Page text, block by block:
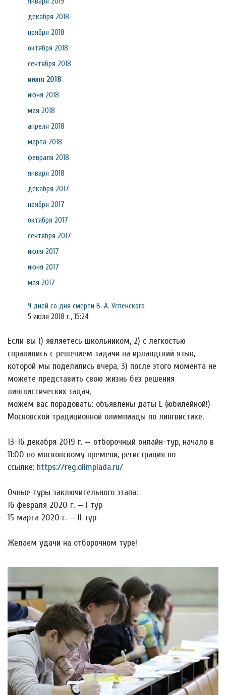
декабря 2018
ноября 2018
октября 2018
сентября 2018
июля 2018
июня 2018
мая 2018
апреля 2018
марта 2018
февраля 2018
января 2018
декабря 2017
ноября 2017
октября 2017
сентября 2017
июля 2017
июня 2017
мая 2017
9 дней со дня смерти В. А. Успенского
5 июля 2018 г., 15:24
Если вы 1) являетесь школьником, 2) с легкостью
справились с решением задачи на ирландский язык,
которой мы поделились вчера, 3) после этого момента не
можете представить свою жизнь без решения
лингвистических задач,
можем вас порадовать: объявлены даты L (юбилейной!)
Московской традиционной олимпиады по лингвистике.
13-16 декабря 2019 г. — отборочный онлайн-тур, начало в
11:00 по московскому времени, регистрация по
ссылке: https://reg.olimpiada.ru/
Очные туры заключительного этапа:
16 февраля 2020 г. — I тур
15 марта 2020 г. — II тур
Желаем удачи на отборочном туре!